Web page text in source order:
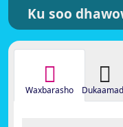
Ku soo
Waxbarasho